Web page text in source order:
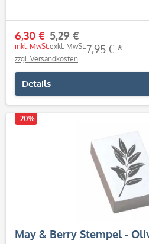
6,30 €
inkl. MwSt.
5,29 €
exkl. MwSt.7,95 € *
zzgl. Versandkosten
Details
-20%
May & Berry Stempel -